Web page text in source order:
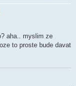
aha.. myslim ze
to proste bude davat